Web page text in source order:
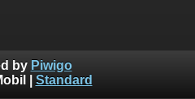
by Piwigo
Standard